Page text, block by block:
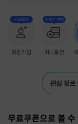
+1,000원
회원가입
첫충전 혜택
머니충전
관심 장르
무료쿠폰으로 볼 수